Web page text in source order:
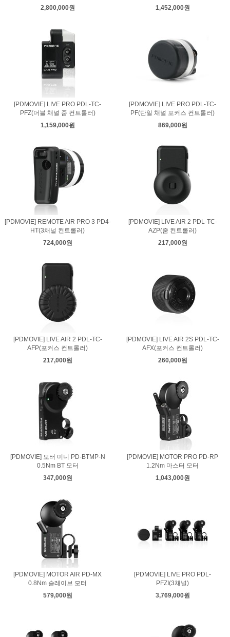
2,800,000원
1,452,000원
[PDMOVIE] LIVE PRO PDL-TC-
PFZ(더블 채널 줌 컨트롤러)
1,159,000원
[PDMOVIE] LIVE PRO PDL-TC-
PF(단일 채널 포커스 컨트롤러)
869,000원
[PDMOVIE] REMOTE AIR PRO 3 PD4-
HT(3채널 컨트롤러)
724,000원
[PDMOVIE] LIVE AIR 2 PDL-TC-
AZP(줌 컨트롤러)
217,000원
[PDMOVIE] LIVE AIR 2 PDL-TC-
AFP(포커스 컨트롤러)
217,000원
[PDMOVIE] LIVE AIR 2S PDL-TC-
AFX(포커스 컨트롤러)
260,000원
[PDMOVIE] 모터 미니 PD-BTMP-N
0.5Nm BT 모터
347,000원
[PDMOVIE] MOTOR PRO PD-RP
1.2Nm 마스터 모터
1,043,000원
[PDMOVIE] MOTOR AIR PD-MX
0.8Nm 슬레이브 모터
579,000원
[PDMOVIE] LIVE PRO PDL-
PFZI(3채널)
3,769,000원